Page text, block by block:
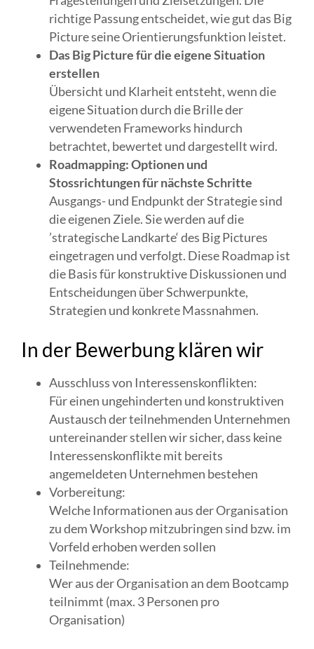
richtige Passung entscheidet, wie gut das Big
Picture seine Orientierungsfunktion leistet.
Das Big Picture für die eigene Situation
erstellen
Übersicht und Klarheit entsteht, wenn die
eigene Situation durch die Brille der
verwendeten Frameworks hindurch
betrachtet, bewertet und dargestellt wird.
Roadmapping: Optionen und
Stossrichtungen für nächste Schritte
Ausgangs- und Endpunkt der Strategie sind
die eigenen Ziele. Sie werden auf die
’strategische Landkarte‘ des Big Pictures
eingetragen und verfolgt. Diese Roadmap ist
die Basis für konstruktive Diskussionen und
Entscheidungen über Schwerpunkte,
Strategien und konkrete Massnahmen.
In der Bewerbung klären wir
Ausschluss von Interessenskonflikten:
Für einen ungehinderten und konstruktiven
Austausch der teilnehmenden Unternehmen
untereinander stellen wir sicher, dass keine
Interessenskonflikte mit bereits
angemeldeten Unternehmen bestehen
Vorbereitung:
Welche Informationen aus der Organisation
zu dem Workshop mitzubringen sind bzw. im
Vorfeld erhoben werden sollen
Teilnehmende:
Wer aus der Organisation an dem Bootcamp
teilnimmt (max. 3 Personen pro
Organisation)